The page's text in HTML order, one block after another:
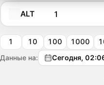
ALT
1 10 100 1000
Данные на: Сегодня,